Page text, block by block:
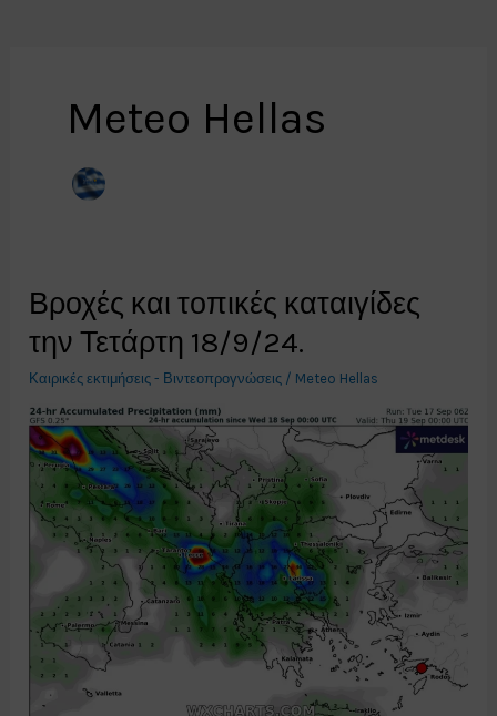
Meteo Hellas
Βροχές και τοπικές καταιγίδες
την Τετάρτη 18/9/24.
Καιρικές εκτιμήσεις - Βιντεοπρογνώσεις / Meteo Hellas